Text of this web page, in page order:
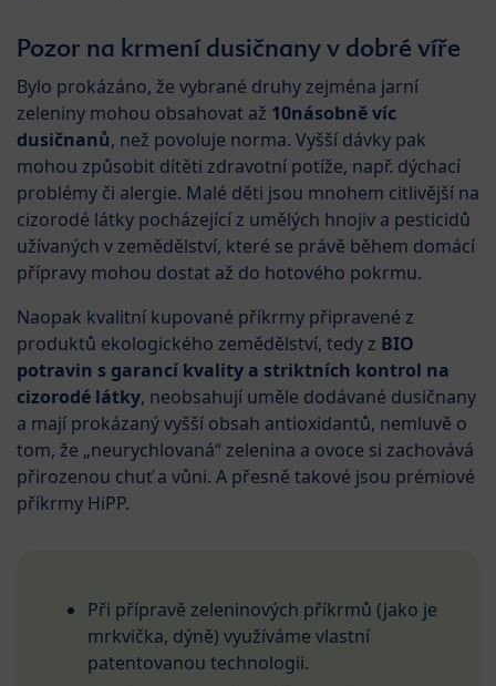
Pozor na krmení dusičnany v dobré víře
Bylo prokázáno, že vybrané druhy zejména jarní
zeleniny mohou obsahovat až 10násobně víc
dusičnanů, než povoluje norma. Vyšší dávky pak
mohou způsobit dítěti zdravotní potíže, např. dýchací
problémy či alergie. Malé děti jsou mnohem citlivější na
cizorodé látky pocházející z umělých hnojiv a pesticidů
užívaných v zemědělství, které se právě během domácí
přípravy mohou dostat až do hotového pokrmu.
Naopak kvalitní kupované příkrmy připravené z
produktů ekologického zemědělství, tedy z BIO
potravin s garancí kvality a striktních kontrol na
cizorodé látky, neobsahují uměle dodávané dusičnany
a mají prokázaný vyšší obsah antioxidantů, nemluvě o
tom, že „neurychlovaná“ zelenina a ovoce si zachovává
přirozenou chuť a vůni. A přesně takové jsou prémiové
příkrmy HiPP.
Při přípravě zeleninových příkrmů (jako je
mrkvička, dýně) využíváme vlastní
patentovanou technologii.